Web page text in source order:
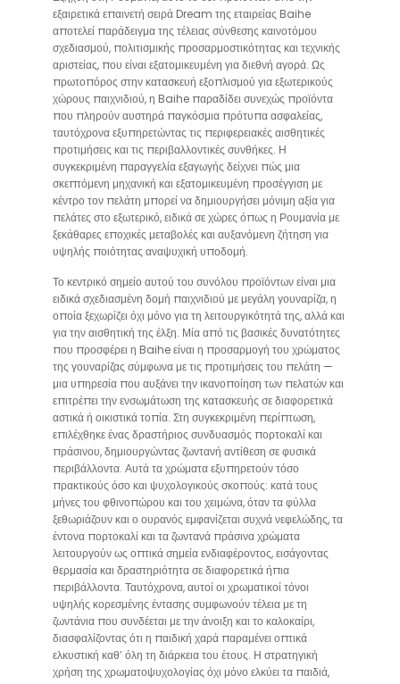
εξαιρετικά επαινετή σειρά Dream της εταιρείας Baihe
αποτελεί παράδειγμα της τέλειας σύνθεσης καινοτόμου
σχεδιασμού, πολιτισμικής προσαρμοστικότητας και τεχνικής
αριστείας, που είναι εξατομικευμένη για διεθνή αγορά. Ως
πρωτοπόρος στην κατασκευή εξοπλισμού για εξωτερικούς
χώρους παιχνιδιού, η Baihe παραδίδει συνεχώς προϊόντα
που πληρούν αυστηρά παγκόσμια πρότυπα ασφαλείας,
ταυτόχρονα εξυπηρετώντας τις περιφερειακές αισθητικές
προτιμήσεις και τις περιβαλλοντικές συνθήκες. Η
συγκεκριμένη παραγγελία εξαγωγής δείχνει πώς μια
σκεπτόμενη μηχανική και εξατομικευμένη προσέγγιση με
κέντρο τον πελάτη μπορεί να δημιουργήσει μόνιμη αξία για
πελάτες στο εξωτερικό, ειδικά σε χώρες όπως η Ρουμανία με
ξεκάθαρες εποχικές μεταβολές και αυξανόμενη ζήτηση για
υψηλής ποιότητας αναψυχική υποδομή.
Το κεντρικό σημείο αυτού του συνόλου προϊόντων είναι μια
ειδικά σχεδιασμένη δομή παιχνιδιού με μεγάλη γουναρίζα, η
οποία ξεχωρίζει όχι μόνο για τη λειτουργικότητά της, αλλά και
για την αισθητική της έλξη. Μία από τις βασικές δυνατότητες
που προσφέρει η Baihe είναι η προσαρμογή του χρώματος
της γουναρίζας σύμφωνα με τις προτιμήσεις του πελάτη —
μια υπηρεσία που αυξάνει την ικανοποίηση των πελατών και
επιτρέπει την ενσωμάτωση της κατασκευής σε διαφορετικά
αστικά ή οικιστικά τοπία. Στη συγκεκριμένη περίπτωση,
επιλέχθηκε ένας δραστήριος συνδυασμός πορτοκαλί και
πράσινου, δημιουργώντας ζωντανή αντίθεση σε φυσικά
περιβάλλοντα. Αυτά τα χρώματα εξυπηρετούν τόσο
πρακτικούς όσο και ψυχολογικούς σκοπούς: κατά τους
μήνες του φθινοπώρου και του χειμώνα, όταν τα φύλλα
ξεθωριάζουν και ο ουρανός εμφανίζεται συχνά νεφελώδης, τα
έντονα πορτοκαλί και τα ζωντανά πράσινα χρώματα
λειτουργούν ως οπτικά σημεία ενδιαφέροντος, εισάγοντας
θερμασία και δραστηριότητα σε διαφορετικά ήπια
περιβάλλοντα. Ταυτόχρονα, αυτοί οι χρωματικοί τόνοι
υψηλής κορεσμένης έντασης συμφωνούν τέλεια με τη
ζωντάνια που συνδέεται με την άνοιξη και το καλοκαίρι,
διασφαλίζοντας ότι η παιδική χαρά παραμένει οπτικά
ελκυστική καθ’ όλη τη διάρκεια του έτους. Η στρατηγική
χρήση της χρωματοψυχολογίας όχι μόνο ελκύει τα παιδιά,